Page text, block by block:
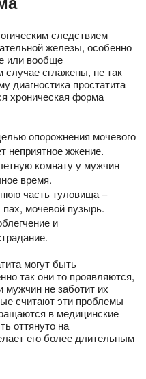
следствием
железы, особенно
или вообще
случае сглажены, не так
диагностика простатита
хроническая форма
опорожнения мочевого
неприятное жжение.
комнату у мужчин
время.
часть туловища –
мочевой пузырь.
и
могут быть
так они то проявляются,
мужчин не заботит их
считают эти проблемы
в медицинские
оттянуто на
его более длительным